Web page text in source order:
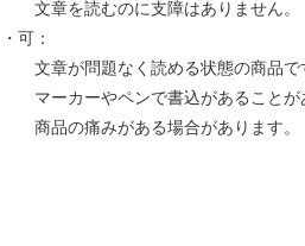
文章を読むのに支障はありません。
・可：
文章が問題なく読める状態の商品で
マーカーやペンで書込があることが
商品の痛みがある場合があります。